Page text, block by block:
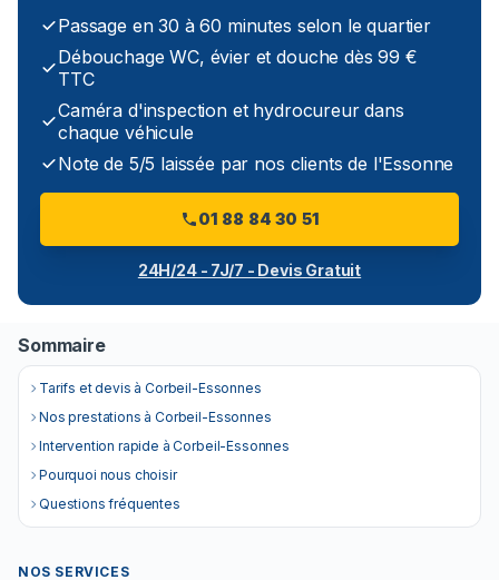
Passage en 30 à 60 minutes selon le quartier
Débouchage WC, évier et douche dès 99 €
TTC
Caméra d'inspection et hydrocureur dans
chaque véhicule
Note de 5/5 laissée par nos clients de l'Essonne
01 88 84 30 51
24H/24 - 7J/7 - Devis Gratuit
Sommaire
Tarifs et devis à Corbeil-Essonnes
Nos prestations à Corbeil-Essonnes
Intervention rapide à Corbeil-Essonnes
Pourquoi nous choisir
Questions fréquentes
NOS SERVICES